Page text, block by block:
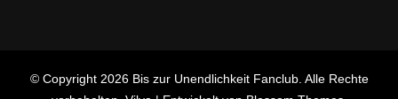
© Copyright 2026 Bis zur Unendlichkeit Fanclub. Alle Rechte